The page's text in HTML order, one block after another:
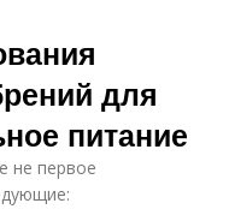
для
питание
не первое